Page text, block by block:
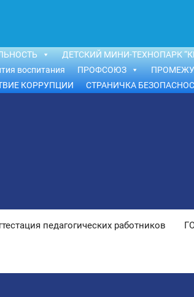
ДЕТСКИЙ МИНИ-ТЕХНОПАРК
воспитания ПРОФСОЮЗ
КОРРУПЦИИ СТРАНИЧКА
педагогических работников